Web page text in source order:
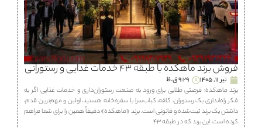
فروش برند ماهكده با طبقه ۴۳ خدمات غذایی و رستورانی
تیر 11, 1405
9:29 ق.ظ
برند ماهكده؛ فرصتی طلایی برای ورود به صنعت رستوران‌داری و خدمات غذایی اگر به
فکر راه‌اندازی یک رستوران، كافه، كباب‌سرا یا سفره‌خانه هستید، اولین و مهم‌ترین قدم،
داشتن یک برند ثبت‌شده و قانونی است. برند «ماهكده» دقیقاً همین را برای شما فراهم
کرده است. این برند که در طبقه ۴۳